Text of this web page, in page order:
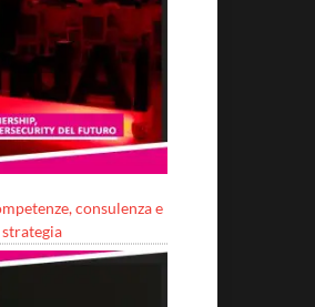
consulenza e